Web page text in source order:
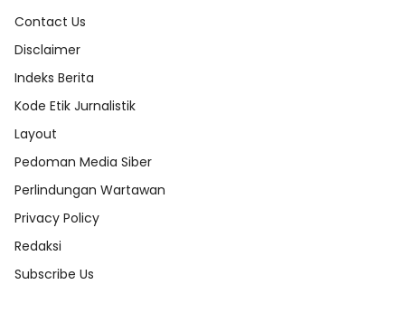
Contact Us
Disclaimer
Indeks Berita
Kode Etik Jurnalistik
Layout
Pedoman Media Siber
Perlindungan Wartawan
Privacy Policy
Redaksi
Subscribe Us